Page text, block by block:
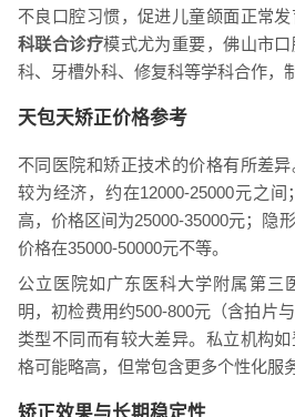
不良口腔习惯，促进儿童颌面正常发
科联合诊疗模式尤为重要，佛山市
科、牙槽外科、修复科等学科合作，
天包天矫正价格参考
不同医院和矫正技术的价格有所差
较为经济，约在12000-25000元之
高，价格区间为25000-35000元；隐
价格在35000-50000元不等。
公立医院如广东医科大学附属第三
明，初检费用约500-800元（含拍片
类型不同而有较大差异。私立机构
格可能略高，但常包含更多个性化服